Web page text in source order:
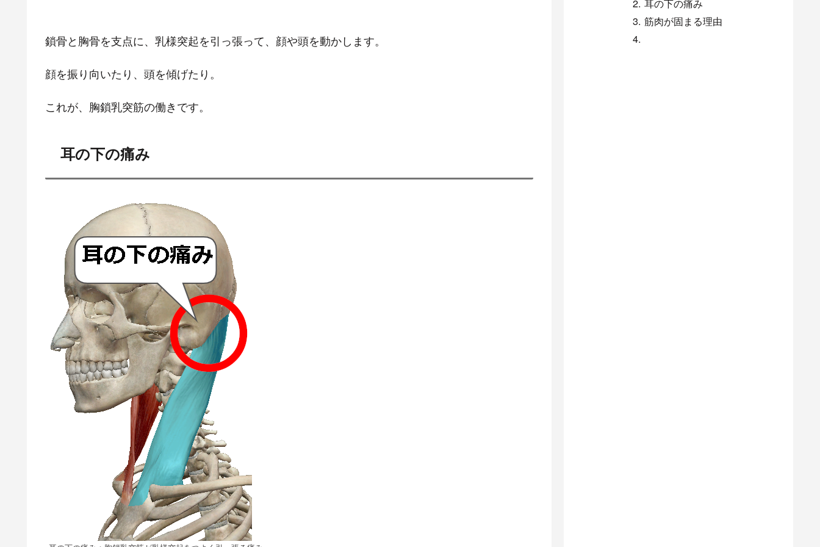
鎖骨と胸骨を支点に、乳様突起を引っ張って、顔や頭を動かします。
顔を振り向いたり、頭を傾げたり。
これが、胸鎖乳突筋の働きです。
耳の下の痛み
耳の下の痛み
筋肉が固まる理由